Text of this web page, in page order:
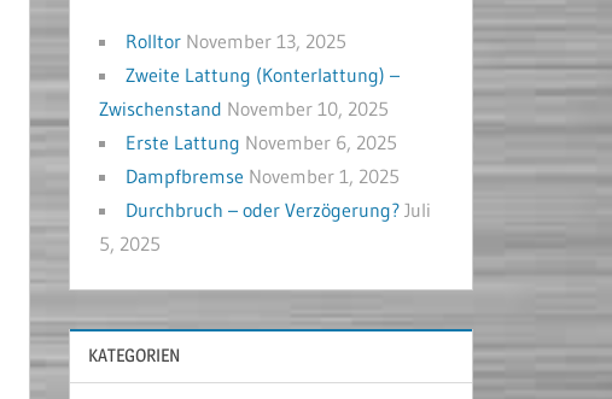
Rolltor November 13, 2025
Zweite Lattung (Konterlattung) –
Zwischenstand November 10, 2025
Erste Lattung November 6, 2025
Dampfbremse November 1, 2025
Durchbruch – oder Verzögerung? Juli
5, 2025
KATEGORIEN